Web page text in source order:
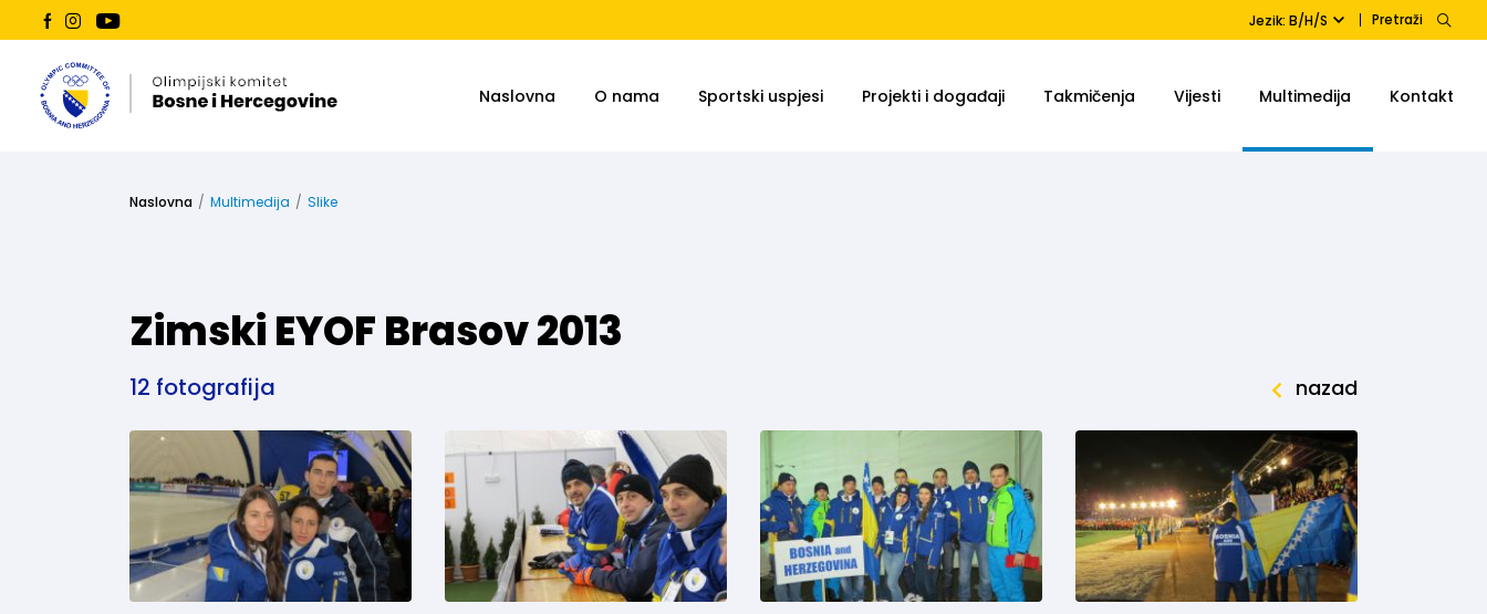
Jezik: B/H/S Pretraži
Naslovna O nama Sportski uspjesi Projekti i događaji Takmičenja Vijesti Multimedija Kontakt
Naslovna Multimedija Slike
Zimski EYOF Brasov 2013
12 fotografija nazad